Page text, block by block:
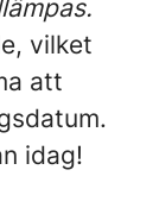
vilket
att
idag!